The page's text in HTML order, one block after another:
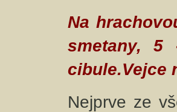
Na
smetany,
cibule.Vejce
Nejprve ze